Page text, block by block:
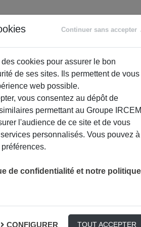
ACCOMPAGNEMENT
: faites
Continuer sans accepter
cookies pour assurer le bon
de ses sites. Ils permettent de vous
web possible.
vous consentez au dépôt de
permettant au Groupe IRCEM
l'audience de ce site et de vous
personnalisés. Vous pouvez à
de confidentialité et notre politique
CONFIGURER TOUT ACCEPTER